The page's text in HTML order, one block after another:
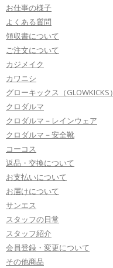
お仕事の様子
よくある質問
領収書について
ご注文について
カジメイク
カワニシ
グローキックス（GLOWKICKS）
クロダルマ
クロダルマ－レインウェア
クロダルマ－安全靴
コーコス
返品・交換について
お支払いについて
お届けについて
サンエス
スタッフの日常
スタッフ紹介
会員登録・変更について
その他商品